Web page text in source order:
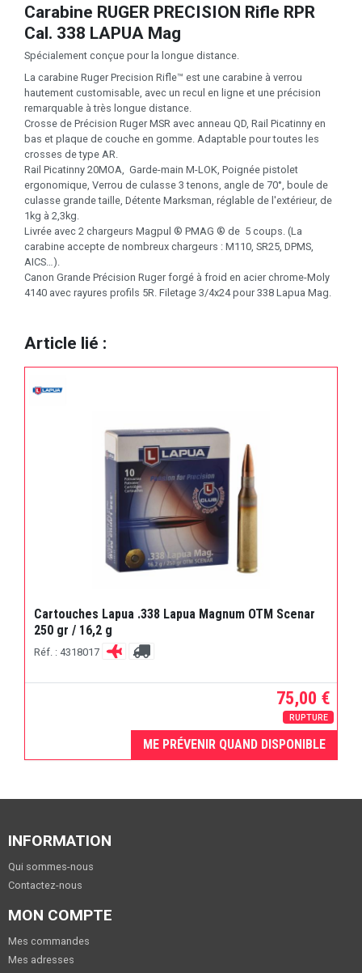
Carabine RUGER PRECISION Rifle RPR
Cal. 338 LAPUA Mag
Spécialement conçue pour la longue distance.
La carabine Ruger Precision Rifle™ est une carabine à verrou
hautement customisable, avec un recul en ligne et une précision
remarquable à très longue distance.
Crosse de Précision Ruger MSR avec anneau QD, Rail Picatinny en
bas et plaque de couche en gomme. Adaptable pour toutes les
crosses de type AR.
Rail Picatinny 20MOA, Garde-main M-LOK, Poignée pistolet
ergonomique, Verrou de culasse 3 tenons, angle de 70°, boule de
culasse grande taille, Détente Marksman, réglable de l'extérieur, de
1kg à 2,3kg.
Livrée avec 2 chargeurs Magpul ® PMAG ® de 5 coups. (La
carabine accepte de nombreux chargeurs : M110, SR25, DPMS,
AICS…).
Canon Grande Précision Ruger forgé à froid en acier chrome-Moly
4140 avec rayures profils 5R. Filetage 3/4x24 pour 338 Lapua Mag.
Article lié :
Cartouches Lapua .338 Lapua Magnum OTM Scenar
250 gr / 16,2 g
Réf. : 4318017
75,00 €
RUPTURE
ME PRÉVENIR QUAND DISPONIBLE
INFORMATION
Qui sommes-nous
Contactez-nous
MON COMPTE
Mes commandes
Mes adresses